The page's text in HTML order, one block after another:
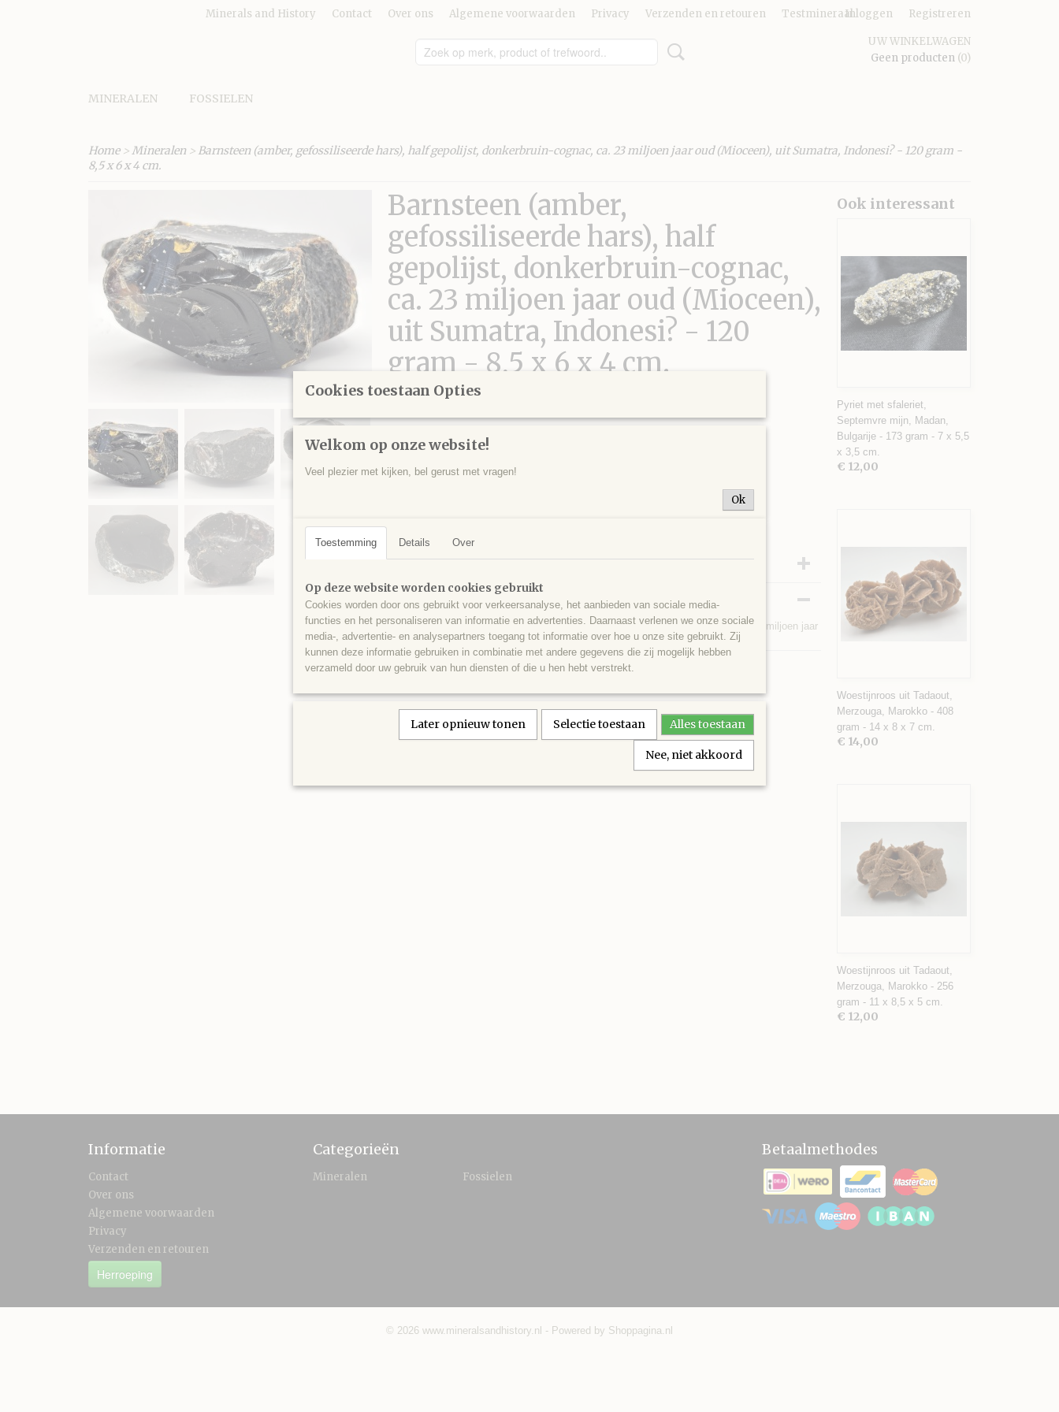
Minerals and History Contact Over ons Algemene voorwaarden Privacy Verzenden en retouren TestmineraalInloggen Registreren
UW WINKELWAGEN
Geen producten (0)
MINERALEN FOSSIELEN
Home>Mineralen > Barnsteen (amber, gefossiliseerde hars), half gepolijst, donkerbruin-cognac, ca. 23 miljoen jaar oud (Mioceen), uit Sumatra, Indonesi? - 120 gram -
8,5 x 6 x 4 cm.
Barnsteen (amber,
gefossiliseerde hars), half
gepolijst, donkerbruin-cognac,
ca. 23 miljoen jaar oud (Mioceen),
uit Sumatra, Indonesi? - 120
gram - 8,5 x 6 x 4 cm.
€ 22,00
Specificaties
Productcode
EAN code
507
Omschrijving
Barnsteen (amber, gefossiliseerde hars), half gepolijst, donkerbruin-cognac, ca. 23 miljoen jaar
oud (Mioceen), uit Sumatra, Indonesi? - 120 gram - 8,5 x 6 x 4 cm.
Ook interessant
Pyriet met sfaleriet,
Septemvre mijn, Madan,
Bulgarije - 173 gram - 7 x 5,5
x 3,5 cm.
€ 12,00
Woestijnroos uit Tadaout,
Merzouga, Marokko - 408
gram - 14 x 8 x 7 cm.
€ 14,00
Woestijnroos uit Tadaout,
Merzouga, Marokko - 256
gram - 11 x 8,5 x 5 cm.
€ 12,00
Informatie
Contact
Over ons
Algemene voorwaarden
Privacy
Verzenden en retouren
Herroeping
Categorieën
Mineralen Fossielen
Betaalmethodes
© 2026 www.mineralsandhistory.nl - Powered by Shoppagina.nl
Cookies toestaan Opties
Welkom op onze website!
Veel plezier met kijken, bel gerust met vragen!
Ok
Toestemming Details Over
Op deze website worden cookies gebruikt
Cookies worden door ons gebruikt voor verkeersanalyse, het aanbieden van sociale media-
functies en het personaliseren van informatie en advertenties. Daarnaast verlenen we onze sociale
media-, advertentie- en analysepartners toegang tot informatie over hoe u onze site gebruikt. Zij
kunnen deze informatie gebruiken in combinatie met andere gegevens die zij mogelijk hebben
verzameld door uw gebruik van hun diensten of die u hen hebt verstrekt.
Later opnieuw tonen Selectie toestaan Alles toestaan
Nee, niet akkoord